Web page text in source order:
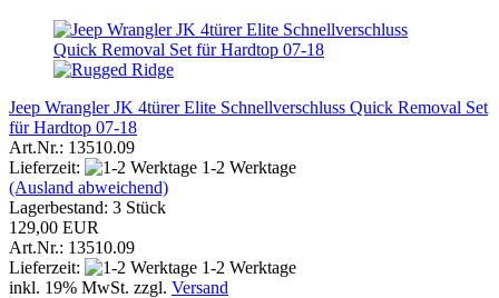
Jeep Wrangler JK 4türer Elite Schnellverschluss Quick Removal Set
für Hardtop 07-18
Art.Nr.: 13510.09
Lieferzeit:
1-2 Werktage
(Ausland abweichend)
Lagerbestand: 3 Stück
129,00 EUR
Art.Nr.: 13510.09
Lieferzeit:
1-2 Werktage
inkl. 19% MwSt. zzgl. Versand